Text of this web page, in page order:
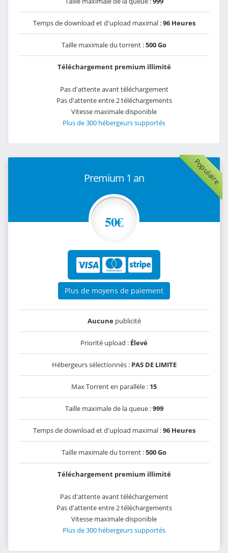
Temps de download et d'upload maximal :96 Heures
Taille maximale du torrent :500 Go
Téléchargement premium illimité
Pas d'attente avant téléchargement
Pas d'attente entre 2 téléchargements
Vitesse maximale disponible
Plus de 300 hébergeurs supportés
Populaire
Premium 1 an
50€
Plus de moyens de paiement
Aucunepublicité
Priorité upload : Élevé
Hébergeurs sélectionnés : PAS DE LIMITE
Max Torrent en parallèle : 15
Taille maximale de la queue :999
Temps de download et d'upload maximal :96 Heures
Taille maximale du torrent :500 Go
Téléchargement premium illimité
Pas d'attente avant téléchargement
Pas d'attente entre 2 téléchargements
Vitesse maximale disponible
Plus de 300 hébergeurs supportés